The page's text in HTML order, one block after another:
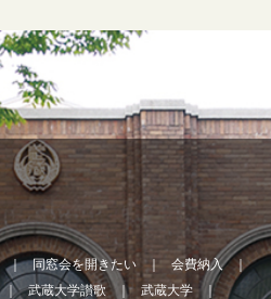
同窓会を開きたい
会費納入
武蔵大学讃歌
武蔵大学